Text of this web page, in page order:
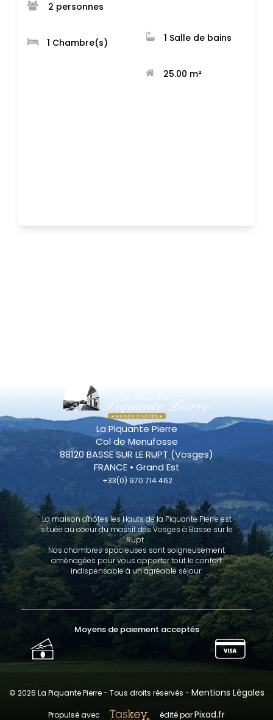
2 personnes
1 Chambre(s) 1 Salle de bains
25.00 m²
La Piquante Pierre
Col de Menufosse
88120 BASSE SUR LE RUPT (Vosges)
FRANCE • Grand Est
+33(0) 970 714 462
La maison d'hôtes les Hauts de la Piquante Pierre est
située au coeur du massif des Vosges à Basse sur le
Rupt .
Nos chambres spacieuses sont soigneusement
aménagées pour vous apporter tout le confort
indispensable à un agréable séjour.
Moyens de paiement acceptés
© 2026 La Piquante Pierre - Tous droits réservés - Mentions Légales
Propulsé avec édité parPixad.fr